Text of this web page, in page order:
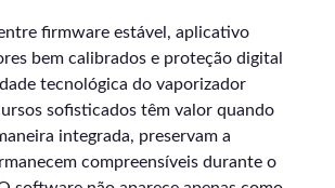
firmware estável, aplicativo
bem calibrados e proteção digital
tecnológica do vaporizador
sofisticados têm valor quando
integrada, preservam a
compreensíveis durante o